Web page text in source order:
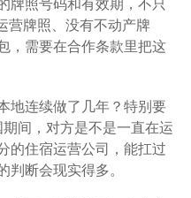
营牌照、没有不动产牌
，需要在合作条款里把这
地连续做了几年？特别要
间，对方是不是一直在运
的住宿运营公司，能扛过
断会现实得多。